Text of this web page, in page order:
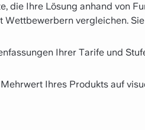
die Ihre Lösung anhand von
vergleichen.
Ihrer Tarife und
Ihres Produkts auf